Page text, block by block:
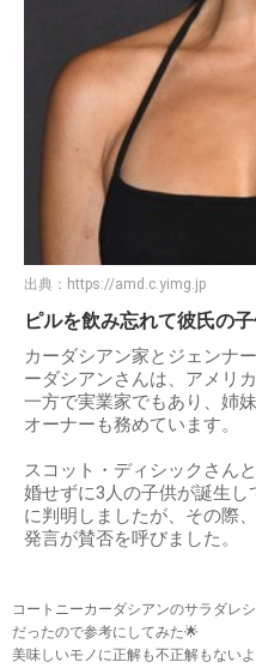
出典： https://amd.c.yimg.jp
ピルを飲み忘れて彼氏の
カーダシアン家とジェンナ
ーダシアンさんは、アメリ
一方で実業家でもあり、姉
オーナーも務めています。
スコット・ディシックさん
婚せずに3人の子供が誕生
に判明しましたが、その際
発言が賛否を呼びました。
コートニーカーダシアンのサラダレ
だったので参考にしてみた🌟
美味しいモノに正解も不正解もない